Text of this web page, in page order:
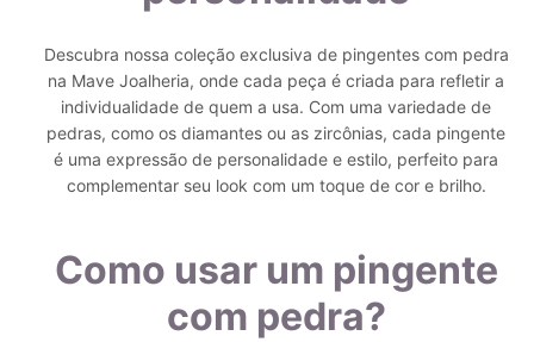
Descubra nossa coleção exclusiva de pingentes com pedra
na Mave Joalheria, onde cada peça é criada para refletir a
individualidade de quem a usa. Com uma variedade de
pedras, como os diamantes ou as zircônias, cada pingente
é uma expressão de personalidade e estilo, perfeito para
complementar seu look com um toque de cor e brilho.
Como usar um pingente
com pedra?